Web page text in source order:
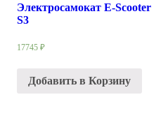
Электросамокат E-Scooter
S3
17745 ₽
Добавить в Корзину